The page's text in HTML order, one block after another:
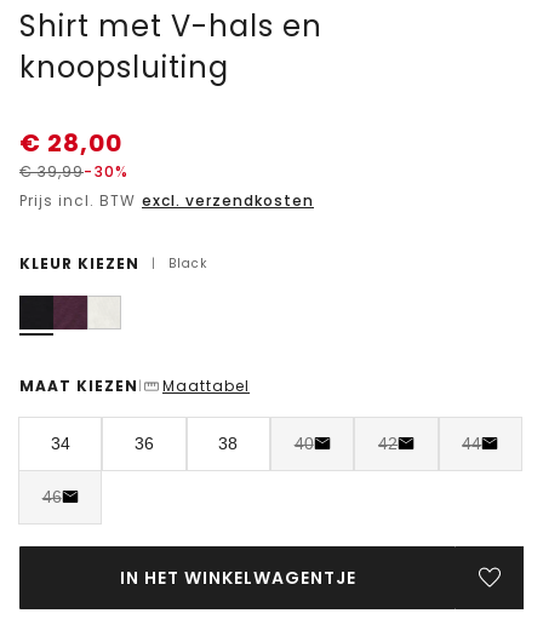
Shirt met V-hals en
knoopsluiting
€ 28,00
€39,99-30%
Prijs incl. BTW excl. verzendkosten
KLEUR KIEZEN | Black
MAAT KIEZEN | Maattabel
34 36 38 40 42 44
46
IN HET WINKELWAGENTJE